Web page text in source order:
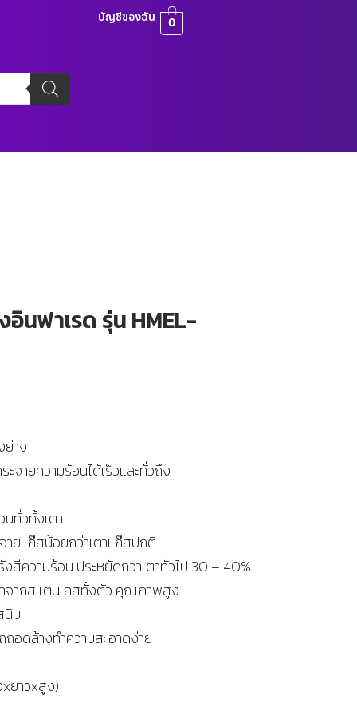
บัญชีของฉัน 0
อินฟาเรด รุ่น HMEL-
ย่าง
ะจายความร้อนได้เร็วและทั่วถึง
ทั่วทั้งเตา
ายแก๊สน้อยกว่าเตาแก๊สปกติ
งสีความร้อน ประหยัดกว่าเตาทั่วไป 30 – 40%
ำจากสแตนเลสทั้งตัว คุณภาพสูง
นิม
อดล้างทำความสะอาดง่าย
ยาวxสูง)